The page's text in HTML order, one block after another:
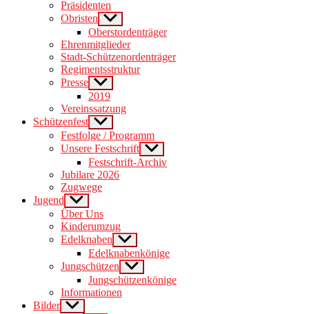
Präsidenten
Obristen Show
sub
menu
Oberstordenträger
Ehrenmitglieder
Stadt-Schützenordenträger
Regimentsstruktur
Presse Show
sub
menu
2019
Vereinssatzung
Schützenfest Show
sub
menu
Festfolge / Programm
Unsere Festschrift Show
sub
menu
Festschrift-Archiv
Jubilare 2026
Zugwege
Jugend Show
sub
menu
Über Uns
Kinderumzug
Edelknaben Show
sub
menu
Edelknabenkönige
Jungschützen Show
sub
menu
Jungschützenkönige
Informationen
Bilder Show